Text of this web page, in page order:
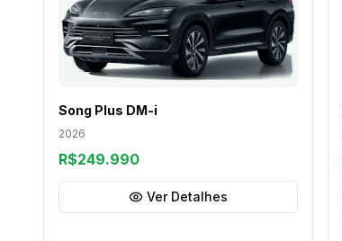
Song Plus DM-i
2026
R$249.990
Ver Detalhes